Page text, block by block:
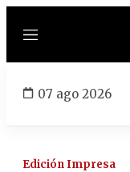
Menú
07 ago 2026
Edición Impresa